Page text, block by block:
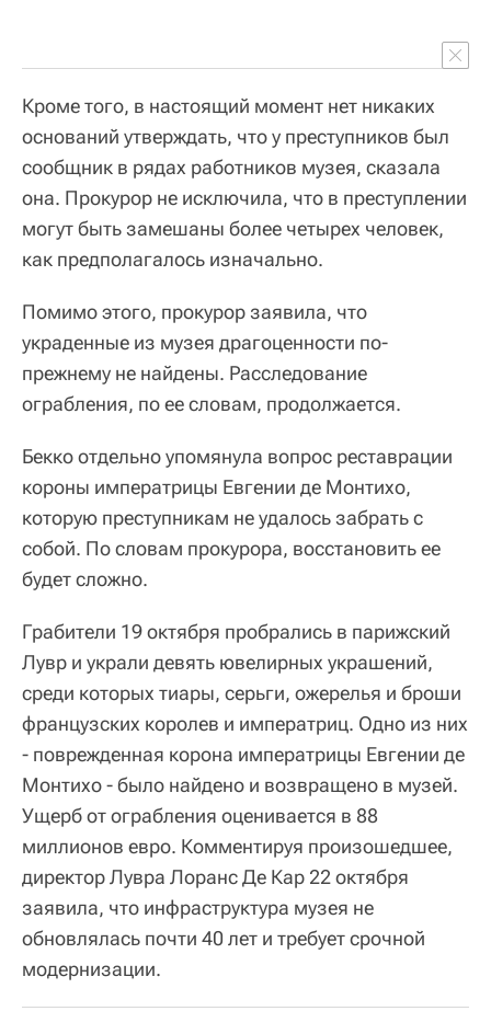
Кроме того, в настоящий момент нет никаких
оснований утверждать, что у преступников был
сообщник в рядах работников музея, сказала
она. Прокурор не исключила, что в преступлении
могут быть замешаны более четырех человек,
как предполагалось изначально.
Помимо этого, прокурор заявила, что
украденные из музея драгоценности по-
прежнему не найдены. Расследование
ограбления, по ее словам, продолжается.
Бекко отдельно упомянула вопрос реставрации
короны императрицы Евгении де Монтихо,
которую преступникам не удалось забрать с
собой. По словам прокурора, восстановить ее
будет сложно.
Грабители 19 октября пробрались в парижский
Лувр и украли девять ювелирных украшений,
среди которых тиары, серьги, ожерелья и броши
французских королев и императриц. Одно из них
- поврежденная корона императрицы Евгении де
Монтихо - было найдено и возвращено в музей.
Ущерб от ограбления оценивается в 88
миллионов евро. Комментируя произошедшее,
директор Лувра Лоранс Де Кар 22 октября
заявила, что инфраструктура музея не
обновлялась почти 40 лет и требует срочной
модернизации.